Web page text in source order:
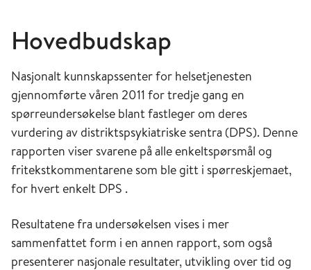
Hovedbudskap
Nasjonalt kunnskapssenter for helsetjenesten
gjennomførte våren 2011 for tredje gang en
spørreundersøkelse blant fastleger om deres
vurdering av distriktspsykiatriske sentra (DPS). Denne
rapporten viser svarene på alle enkeltspørsmål og
fritekstkommentarene som ble gitt i spørreskjemaet,
for hvert enkelt DPS .
Resultatene fra undersøkelsen vises i mer
sammenfattet form i en annen rapport, som også
presenterer nasjonale resultater, utvikling over tid og